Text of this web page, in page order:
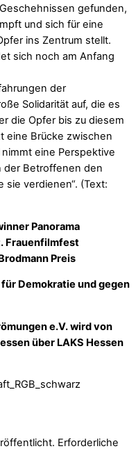
gefunden,
und sich für eine
ins Zentrum stellt.
sich noch am Anfang
der
Solidarität auf, die es
die Opfer bis zu diesem
eine Brücke zwischen
eine Perspektive
der Betroffenen den
sie verdienen“. (Text:
Panorama
Frauenfilmfest
Preis
Demokratie und gegen
e.V. wird von
über LAKS Hessen
Erforderliche